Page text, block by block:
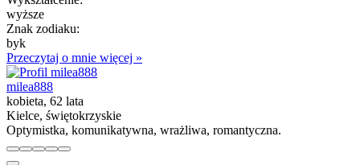
wyższe
Znak zodiaku:
byk
Przeczytaj o mnie więcej »
milea888
kobieta, 62 lata
Kielce, świętokrzyskie
Optymistka, komunikatywna, wrażliwa, romantyczna.